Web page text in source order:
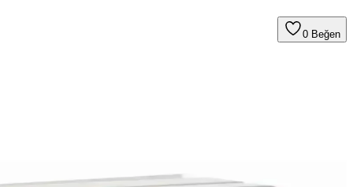
0 Beğen